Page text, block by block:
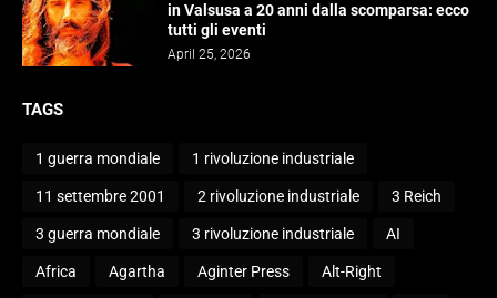
in Valsusa a 20 anni dalla scomparsa: ecco
tutti gli eventi
April 25, 2026
TAGS
1 guerra mondiale 1 rivoluzione industriale
11 settembre 2001 2 rivoluzione industriale 3 Reich
3 guerra mondiale 3 rivoluzione industriale AI
Africa Agartha Aginter Press Alt-Right